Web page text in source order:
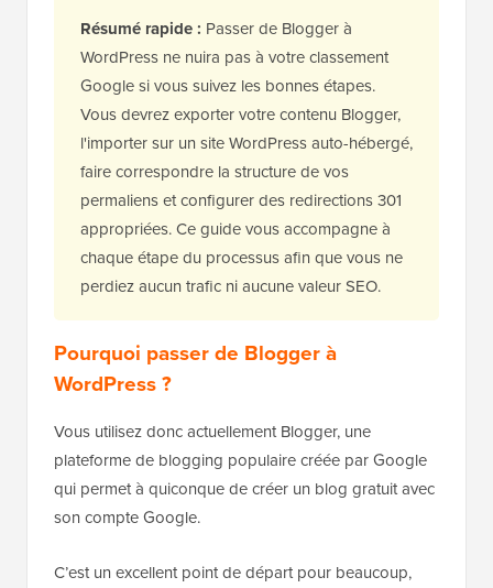
Résumé rapide : Passer de Blogger à
WordPress ne nuira pas à votre classement
Google si vous suivez les bonnes étapes.
Vous devrez exporter votre contenu Blogger,
l'importer sur un site WordPress auto-hébergé,
faire correspondre la structure de vos
permaliens et configurer des redirections 301
appropriées. Ce guide vous accompagne à
chaque étape du processus afin que vous ne
perdiez aucun trafic ni aucune valeur SEO.
Pourquoi passer de Blogger à
WordPress ?
Vous utilisez donc actuellement Blogger, une
plateforme de blogging populaire créée par Google
qui permet à quiconque de créer un blog gratuit avec
son compte Google.
C’est un excellent point de départ pour beaucoup,